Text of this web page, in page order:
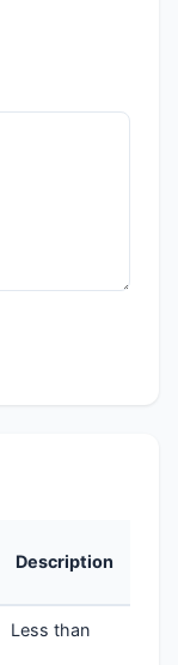
Description
Less than